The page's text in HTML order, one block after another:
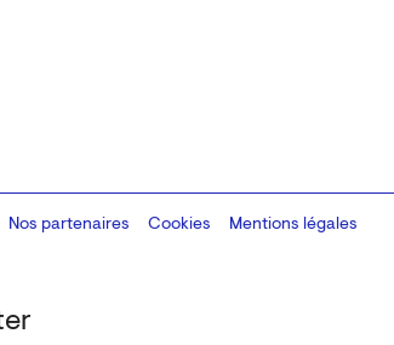
Kaczmarek, code:8080.studio
Nos partenaires Cookies Mentions légales